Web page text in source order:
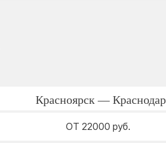
Красноярск — Краснодар
ОТ 22000 руб.